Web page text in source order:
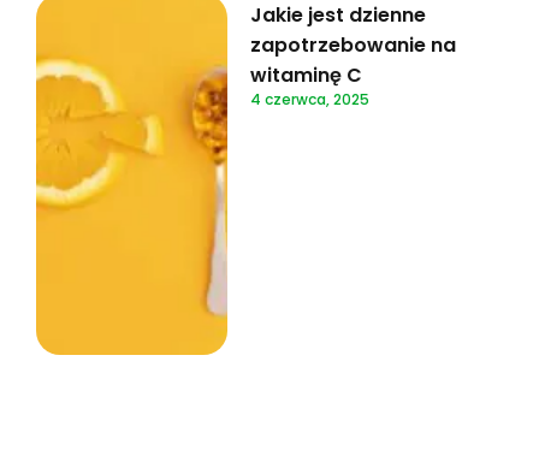
Jakie jest dzienne
zapotrzebowanie na
witaminę C
4 czerwca, 2025